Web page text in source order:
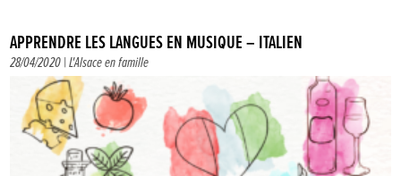
APPRENDRE LES LANGUES EN MUSIQUE – ITALIEN
28/04/2020 |L'Alsace en famille